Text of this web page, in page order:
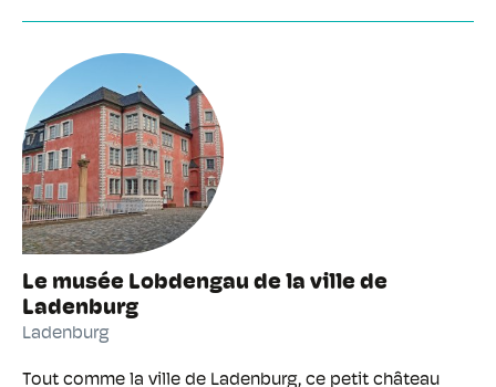
Le musée Lobdengau de la ville de
Ladenburg
Ladenburg
Tout comme la ville de Ladenburg, ce petit château